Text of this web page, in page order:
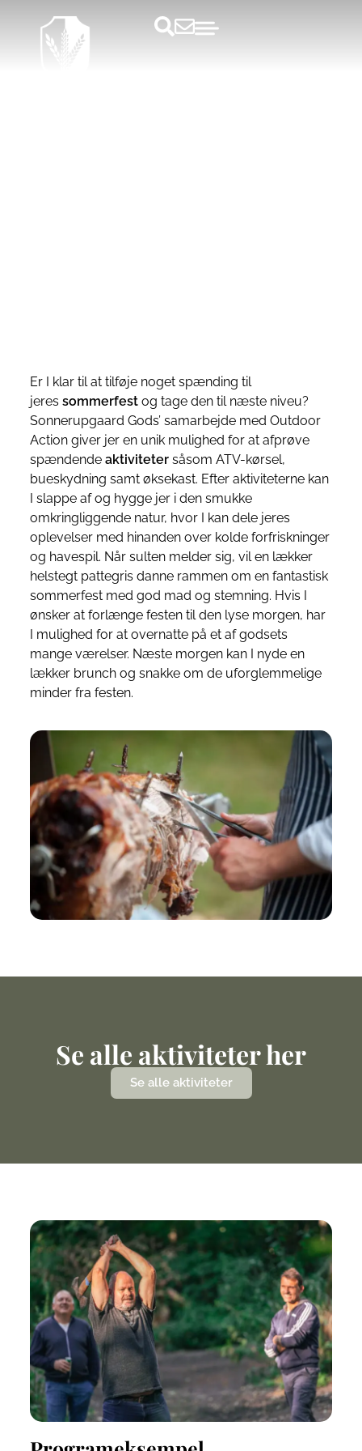
Er I klar til at tilføje noget spænding til
jeressommerfest og tage den til næste niveu?
Sonnerupgaard Gods’ samarbejde med Outdoor
Action giver jer en unik mulighed for at afprøve
spændendeaktiviteter såsom ATV-kørsel,
bueskydning samt øksekast. Efter aktiviteterne kan
I slappe af og hygge jer i den smukke
omkringliggende natur, hvor I kan dele jeres
oplevelser med hinanden over kolde forfriskninger
og havespil. Når sulten melder sig, vil en lækker
helstegt pattegris danne rammen om en fantastisk
sommerfest med god mad og stemning. Hvis I
ønsker at forlænge festen til den lyse morgen, har
I mulighed for at overnatte på et af godsets
mange værelser. Næste morgen kan I nyde en
lækker brunch og snakke om de uforglemmelige
minder fra festen.
Se alle aktiviteter her
Se alle aktiviteter